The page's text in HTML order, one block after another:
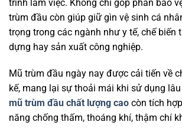
trình làm việc. Không chỉ góp phần bảo
trùm đầu còn giúp giữ gìn vệ sinh cá
trọng trong các ngành như y tế, chế biến
dựng hay sản xuất công nghiệp.
Mũ trùm đầu ngày nay được cải tiến về
kế, mang lại sự thoải mái khi sử dụng
mũ trùm đầu chất lượng cao còn tích
năng chống thấm, thoáng khí, thậm chí